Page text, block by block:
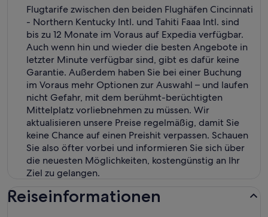
Flugtarife zwischen den beiden Flughäfen Cincinnati
- Northern Kentucky Intl. und Tahiti Faaa Intl. sind
bis zu 12 Monate im Voraus auf Expedia verfügbar.
Auch wenn hin und wieder die besten Angebote in
letzter Minute verfügbar sind, gibt es dafür keine
Garantie. Außerdem haben Sie bei einer Buchung
im Voraus mehr Optionen zur Auswahl – und laufen
nicht Gefahr, mit dem berühmt-berüchtigten
Mittelplatz vorliebnehmen zu müssen. Wir
aktualisieren unsere Preise regelmäßig, damit Sie
keine Chance auf einen Preishit verpassen. Schauen
Sie also öfter vorbei und informieren Sie sich über
die neuesten Möglichkeiten, kostengünstig an Ihr
Ziel zu gelangen.
Reiseinformationen